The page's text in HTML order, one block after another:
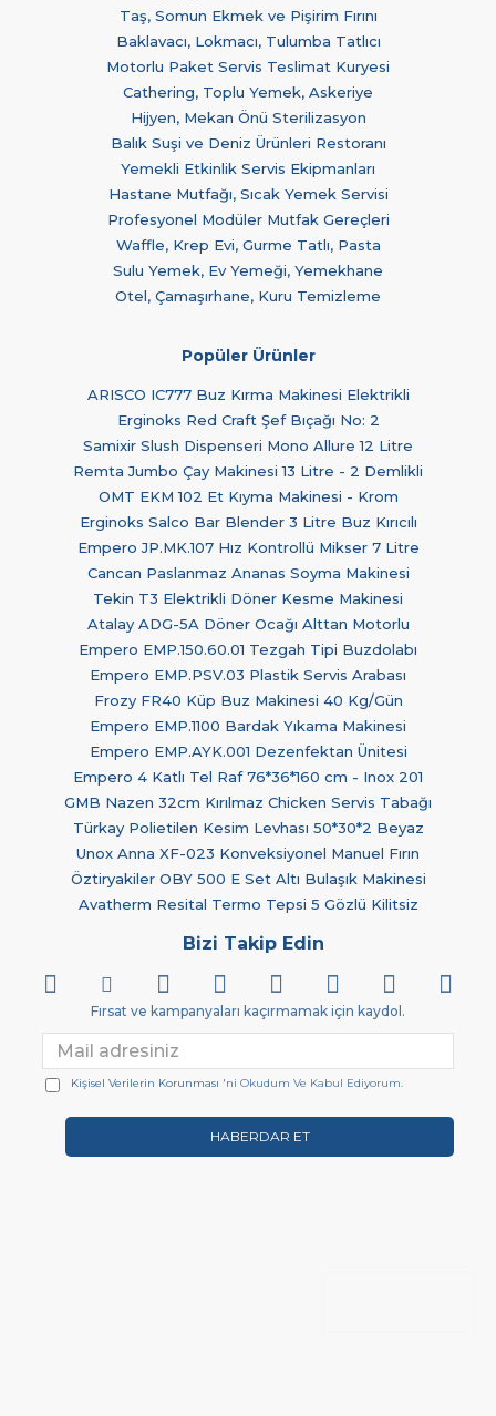
Taş, Somun Ekmek ve Pişirim Fırını
Baklavacı, Lokmacı, Tulumba Tatlıcı
Motorlu Paket Servis Teslimat Kuryesi
Cathering, Toplu Yemek, Askeriye
Hijyen, Mekan Önü Sterilizasyon
Balık Suşi ve Deniz Ürünleri Restoranı
Yemekli Etkinlik Servis Ekipmanları
Hastane Mutfağı, Sıcak Yemek Servisi
Profesyonel Modüler Mutfak Gereçleri
Waffle, Krep Evi, Gurme Tatlı, Pasta
Sulu Yemek, Ev Yemeği, Yemekhane
Otel, Çamaşırhane, Kuru Temizleme
Popüler Ürünler
ARISCO IC777 Buz Kırma Makinesi Elektrikli
Erginoks Red Craft Şef Bıçağı No: 2
Samixir Slush Dispenseri Mono Allure 12 Litre
Remta Jumbo Çay Makinesi 13 Litre - 2 Demlikli
OMT EKM 102 Et Kıyma Makinesi - Krom
Erginoks Salco Bar Blender 3 Litre Buz Kırıcılı
Empero JP.MK.107 Hız Kontrollü Mikser 7 Litre
Cancan Paslanmaz Ananas Soyma Makinesi
Tekin T3 Elektrikli Döner Kesme Makinesi
Atalay ADG-5A Döner Ocağı Alttan Motorlu
Empero EMP.150.60.01 Tezgah Tipi Buzdolabı
Empero EMP.PSV.03 Plastik Servis Arabası
Frozy FR40 Küp Buz Makinesi 40 Kg/Gün
Empero EMP.1100 Bardak Yıkama Makinesi
Empero EMP.AYK.001 Dezenfektan Ünitesi
Empero 4 Katlı Tel Raf 76*36*160 cm - Inox 201
GMB Nazen 32cm Kırılmaz Chicken Servis Tabağı
Türkay Polietilen Kesim Levhası 50*30*2 Beyaz
Unox Anna XF-023 Konveksiyonel Manuel Fırın
Öztiryakiler OBY 500 E Set Altı Bulaşık Makinesi
Avatherm Resital Termo Tepsi 5 Gözlü Kilitsiz
Bizi Takip Edin
Fırsat ve kampanyaları kaçırmamak için kaydol.
HABERDAR ET
Kişisel Verilerin Korunması 'ni Okudum Ve Kabul Ediyorum.